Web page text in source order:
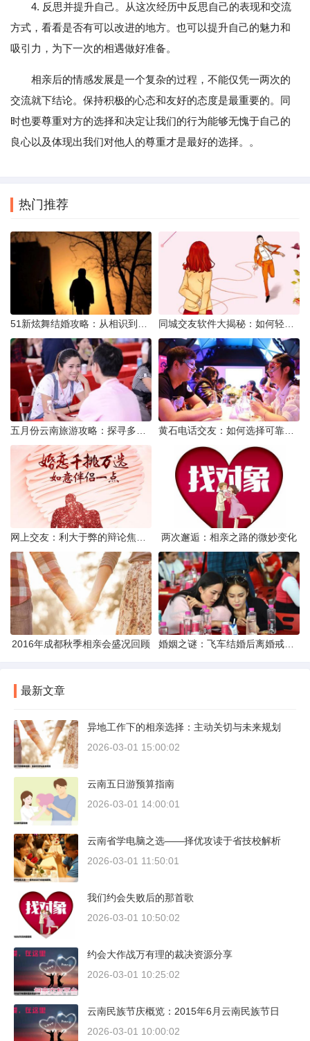
4. 反思并提升自己。从这次经历中反思自己的表现和交流
方式，看看是否有可以改进的地方。也可以提升自己的魅力和
吸引力，为下一次的相遇做好准备。
相亲后的情感发展是一个复杂的过程，不能仅凭一两次的
交流就下结论。保持积极的心态和友好的态度是最重要的。同
时也要尊重对方的选择和决定让我们的行为能够无愧于自己的
良心以及体现出我们对他人的尊重才是最好的选择。。
热门推荐
两次邂逅：相亲之路的微妙变化
2016年成都秋季相亲会盛况回顾
最新文章
异地工作下的相亲选择：主动关切与未来规划
2026-03-01 15:00:02
云南五日游预算指南
2026-03-01 14:00:01
云南省学电脑之选——择优攻读于省技校解析
2026-03-01 11:50:01
我们约会失败后的那首歌
2026-03-01 10:50:02
约会大作战万有理的裁决资源分享
2026-03-01 10:25:02
云南民族节庆概览：2015年6月云南民族节日
2026-03-01 10:00:02